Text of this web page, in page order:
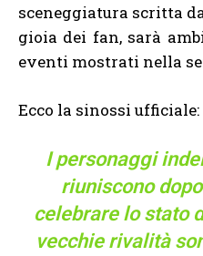
sceneggiatura scritta
gioia dei fan, sarà
eventi mostrati nella
Ecco la sinossi ufficiale:
I personaggi
riuniscono
celebrare lo stato
vecchie rivalità